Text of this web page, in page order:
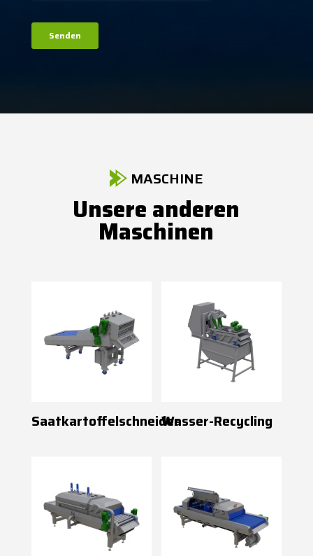
MASCHINE
Unsere anderen
Maschinen
SaatkartoffelschneiderWasser-Recycling